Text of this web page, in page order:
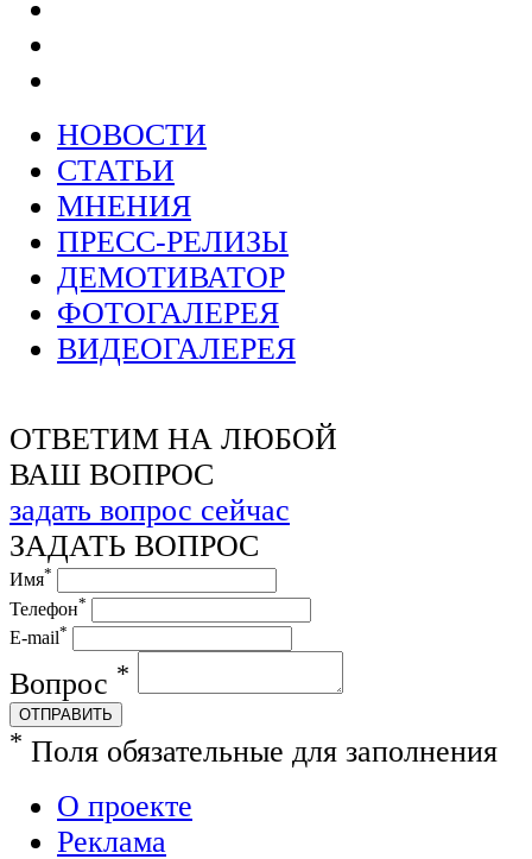
НОВОСТИ
СТАТЬИ
МНЕНИЯ
ПРЕСС-РЕЛИЗЫ
ДЕМОТИВАТОР
ФОТОГАЛЕРЕЯ
ВИДЕОГАЛЕРЕЯ
ОТВЕТИМ НА ЛЮБОЙ
ВАШ ВОПРОС
задать вопрос сейчас
ЗАДАТЬ ВОПРОС
Имя*
Телефон*
E-mail*
Вопрос *
ОТПРАВИТЬ
* Поля обязательные для заполнения
О проекте
Реклама